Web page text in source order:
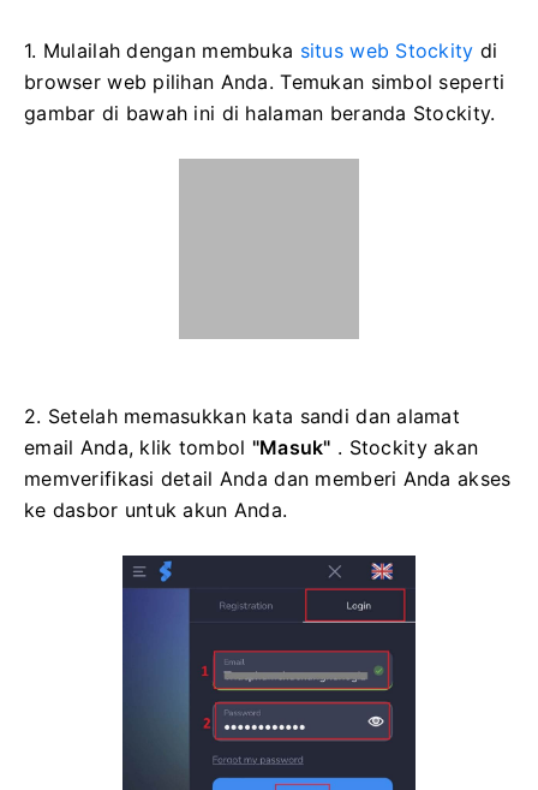
1. Mulailah dengan membuka situs web Stockity di
browser web pilihan Anda. Temukan simbol seperti
gambar di bawah ini di halaman beranda Stockity.
2. Setelah memasukkan kata sandi dan alamat
email Anda, klik tombol "Masuk" . Stockity akan
memverifikasi detail Anda dan memberi Anda akses
ke dasbor untuk akun Anda.